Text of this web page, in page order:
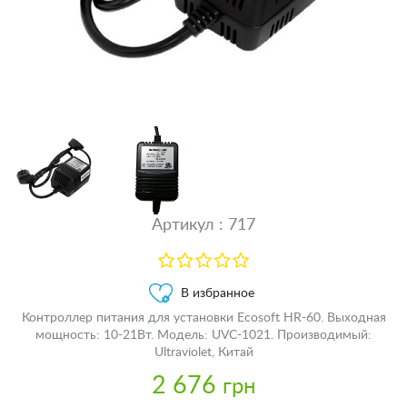
Артикул : 717
В избранное
Контроллер питания для установки Ecosoft HR-60. Выходная
мощность: 10-21Вт. Модель: UVC-1021. Производимый:
Ultraviolet, Китай
2 676 грн